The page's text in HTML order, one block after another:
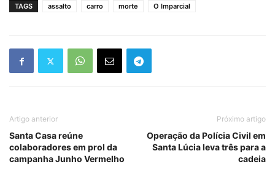
TAGS assalto carro morte O Imparcial
Artigo anterior
Santa Casa reúne
colaboradores em prol da
campanha Junho Vermelho
Próximo artigo
Operação da Polícia Civil em
Santa Lúcia leva três para a
cadeia